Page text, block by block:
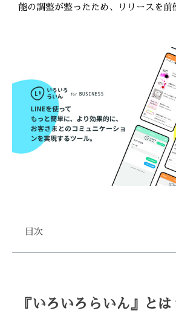
能の調整が整ったため、リリースを前
目次
『いろいろらいん』とは